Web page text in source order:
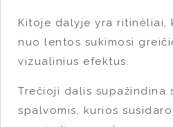
Kitoje dalyje yra ritinėliai,
nuo lentos sukimosi
vizualinius efektus.
Trečioji dalis supažindina
spalvomis, kurios